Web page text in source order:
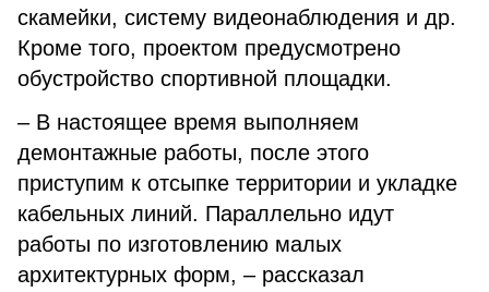
скамейки, систему видеонаблюдения и др.
Кроме того, проектом предусмотрено
обустройство спортивной площадки.
– В настоящее время выполняем
демонтажные работы, после этого
приступим к отсыпке территории и укладке
кабельных линий. Параллельно идут
работы по изготовлению малых
архитектурных форм, – рассказал